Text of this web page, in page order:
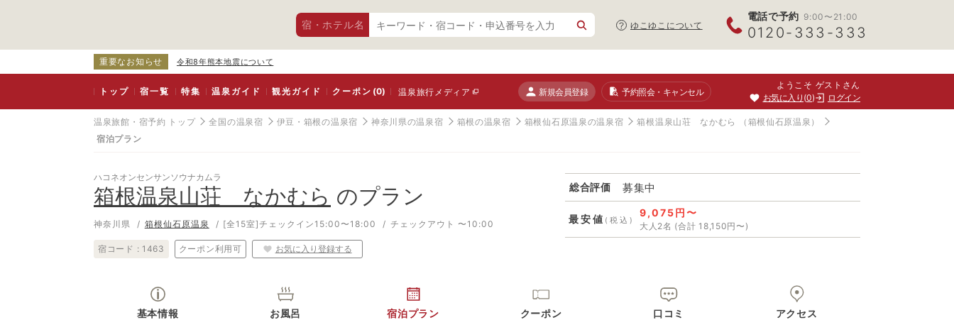
宿・ホテル名 ゆこゆこについて
電話で予約 9:00〜21:00
0120-333-333
重要なお知らせ 令和8年熊本地震について
トップ 宿一覧 特集 温泉ガイド 観光ガイド クーポン(0) 温泉旅行メディア 新規会員登録 予約照会・キャンセル
ようこそ ゲストさん
お気に入り 0 ログイン
温泉旅館・宿予約 トップ 全国の温泉宿 伊豆・箱根の温泉宿 神奈川県の温泉宿 箱根の温泉宿 箱根仙石原温泉の温泉宿 箱根温泉山荘 なかむら
（箱根仙石原温泉）
宿泊プラン
ハコネオンセンサンソウナカムラ
箱根温泉山荘 なかむら のプラン
神奈川県 箱根仙石原温泉 [全15室]チェックイン15:00〜18:00 チェックアウト 〜10:00
宿コード : 1463 クーポン利用可 お気に入り登録する
総合評価 募集中
最安値 (税込)
9,075円〜
大人2名 (合計 18,150円〜)
基本情報 お風呂 宿泊プラン クーポン 口コミ アクセス